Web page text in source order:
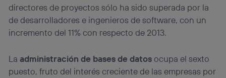
directores de proyectos sólo ha sido superada por la
de desarrolladores e ingenieros de software, con un
incremento del 11% con respecto de 2013.
La administración de bases de datosocupa el sexto
puesto, fruto del interés creciente de las empresas por